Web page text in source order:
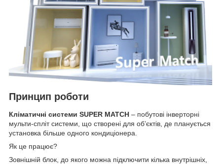
Принцип роботи
Кліматичні системи SUPER MATCH – побутові інверторні
мульти-спліт системи, що створені для об’єктів, де планується
установка більше одного кондиціонера.
Як це працює?
Зовнішній блок, до якого можна підключити кілька внутрішніх,